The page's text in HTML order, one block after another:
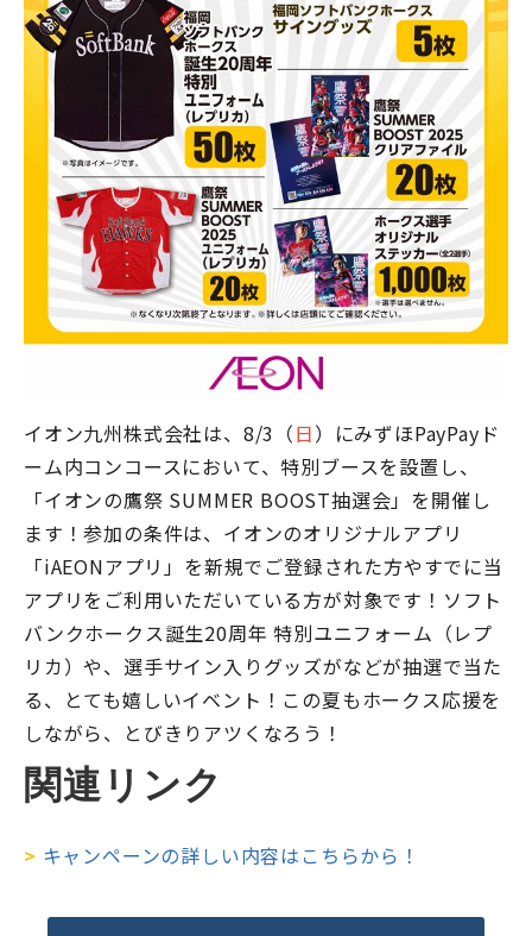
イオン九州株式会社は、8/3（日）にみずほPayPayド
ーム内コンコースにおいて、特別ブースを設置し、
「イオンの鷹祭 SUMMER BOOST抽選会」を開催し
ます！参加の条件は、イオンのオリジナルアプリ
「iAEONアプリ」を新規でご登録された方やすでに当
アプリをご利用いただいている方が対象です！ソフト
バンクホークス誕生20周年 特別ユニフォーム（レプ
リカ）や、選手サイン入りグッズがなどが抽選で当た
る、とても嬉しいイベント！この夏もホークス応援を
しながら、とびきりアツくなろう！
関連リンク
> キャンペーンの詳しい内容はこちらから！